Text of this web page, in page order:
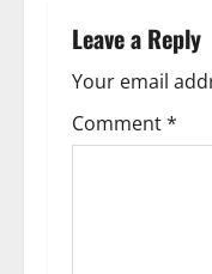
n
a
v
Leave a Reply
Your email
Comment*